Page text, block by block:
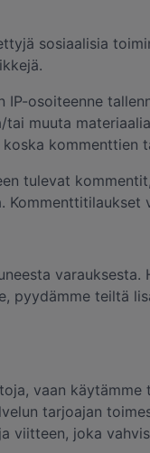
sosiaalisia
osoiteenne
muuta
tulevat
pyydämme teiltä
vaan
tarjoajan
viitteen, joka